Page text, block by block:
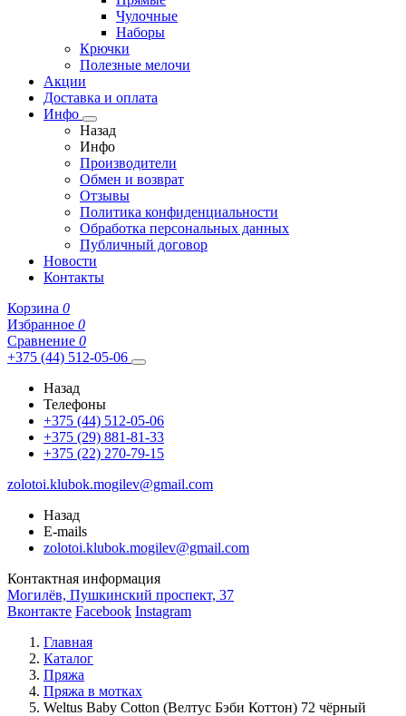
Чулочные
Наборы
Крючки
Полезные мелочи
Акции
Доставка и оплата
Инфо
Назад
Инфо
Производители
Обмен и возврат
Отзывы
Политика конфиденциальности
Обработка персональных данных
Публичный договор
Новости
Контакты
Корзина 0
Избранное 0
Сравнение 0
+375 (44) 512-05-06
Назад
Телефоны
+375 (44) 512-05-06
+375 (29) 881-81-33
+375 (22) 270-79-15
zolotoi.klubok.mogilev@gmail.com
Назад
E-mails
zolotoi.klubok.mogilev@gmail.com
Контактная информация
Могилёв, Пушкинский проспект, 37
Вконтакте Facebook Instagram
Главная
Каталог
Пряжа
Пряжа в мотках
Weltus Baby Cotton (Велтус Бэби Коттон) 72 чёрный